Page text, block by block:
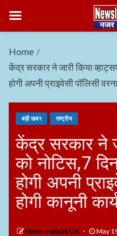
Home
केंद्र सरकार ने जारी किया
होगी अपनी प्राइवेसी पॉलिसी
बड़ी खबर राष्ट्रीय
केंद्र सरकार ने
को नोटिस,7
होगी अपनी
होगी कानूनी
News India24 UK May